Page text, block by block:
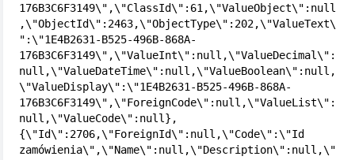
176B3C6F3149\",\"ClassId\":61,\"ValueObject\":null
,\"ObjectId\":2463,\"ObjectType\":202,\"ValueText\
":\"1E4B2631-B525-496B-868A-
176B3C6F3149\",\"ValueInt\":null,\"ValueDecimal\":
null,\"ValueDateTime\":null,\"ValueBoolean\":null,
\"ValueDisplay\":\"1E4B2631-B525-496B-868A-
176B3C6F3149\",\"ForeignCode\":null,\"ValueList\":
null,\"ValueCode\":null},
{\"Id\":2706,\"ForeignId\":null,\"Code\":\"Id
zamówienia\",\"Name\":null,\"Description\":null,\"